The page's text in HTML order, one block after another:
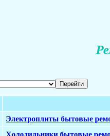
Электроплиты бытовые
Холодильники бытовые